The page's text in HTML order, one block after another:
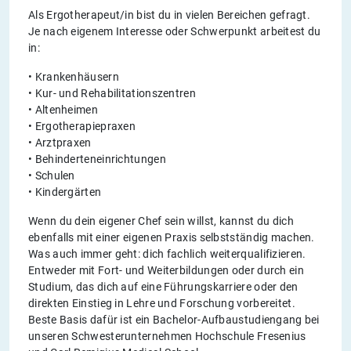
Als Ergotherapeut/in bist du in vielen Bereichen gefragt.
Je nach eigenem Interesse oder Schwerpunkt arbeitest du
in:
• Krankenhäusern
• Kur- und Rehabilitationszentren
• Altenheimen
• Ergotherapiepraxen
• Arztpraxen
• Behinderteneinrichtungen
• Schulen
• Kindergärten
Wenn du dein eigener Chef sein willst, kannst du dich
ebenfalls mit einer eigenen Praxis selbstständig machen.
Was auch immer geht: dich fachlich weiterqualifizieren.
Entweder mit Fort- und Weiterbildungen oder durch ein
Studium, das dich auf eine Führungskarriere oder den
direkten Einstieg in Lehre und Forschung vorbereitet.
Beste Basis dafür ist ein Bachelor-Aufbaustudiengang bei
unseren Schwesterunternehmen Hochschule Fresenius